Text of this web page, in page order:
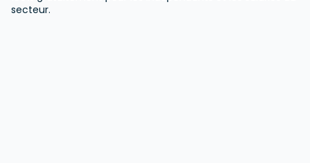
secteur.